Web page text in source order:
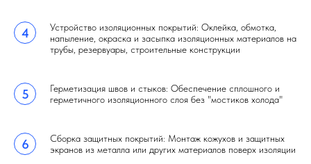
Устройство изоляционных покрытий: Оклейка, обмотка,
напыление, окраска и засыпка изоляционных материалов на
трубы, резервуары, строительные конструкции
Герметизация швов и стыков: Обеспечение сплошного и
герметичного изоляционного слоя без "мостиков холода"
Сборка защитных покрытий: Монтаж кожухов и защитных
экранов из металла или других материалов поверх изоляции